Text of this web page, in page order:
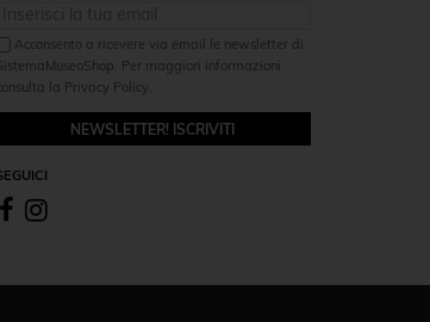
Acconsento a ricevere via email le newsletter di
Per maggiori informazioni
la Privacy Policy.
NEWSLETTER! ISCRIVITI